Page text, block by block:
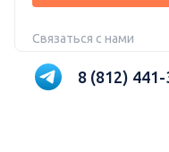
Связаться с нами
8 (812)